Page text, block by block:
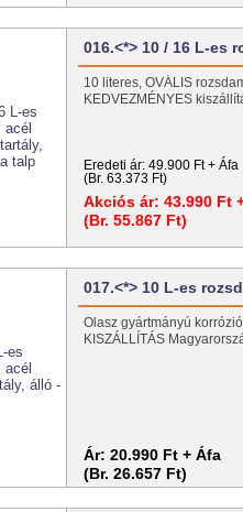
016.<*> 10 / 16 L-es
10 literes, OVÁLIS
KEDVEZMÉNYES
Eredeti ár: 49.900 Ft + Áfa
(Br. 63.373 Ft)
Akciós ár: 43.990 Ft
(Br. 55.867 Ft)
017.<*> 10 L-es
Olasz gyártmányú
KISZÁLLÍTÁS
Ár: 20.990 Ft + Áfa
(Br. 26.657 Ft)